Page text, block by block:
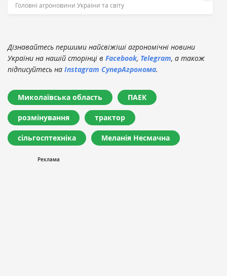
Головні агроновини України та світу
Дізнавайтесь першими найсвіжіші агрономічні новини
України на нашій сторінці в Facebook, Telegram, а також
підписуйтесь на Instagram СуперАгронома.
Миколаївська область ПАЕК
розмінування трактор
сільгосптехніка Меланія Несмачна